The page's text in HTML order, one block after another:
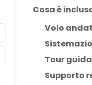
Cosa è
Volo
Tour
Supporto